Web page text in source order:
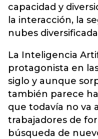
capacidad y
la interacción, la
nubes
La Inteligencia
protagonista en
siglo y aunque
también parece
que todavía no va
trabajadores de
búsqueda de